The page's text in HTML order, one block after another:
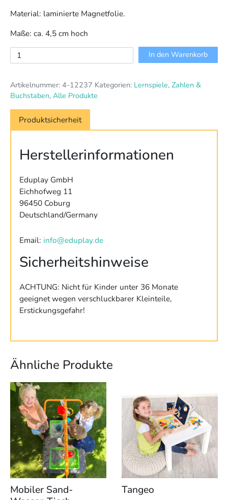
Material: laminierte Magnetfolie.
Maße: ca. 4,5 cm hoch
Magnet
Ziffern
In den Warenkorb
Artikelnummer: 4-12237 Kategorien: Lernspiele, Zahlen &
Buchstaben, Alle Produkte
Produktsicherheit
Herstellerinformationen
Eduplay GmbH
Eichhofweg 11
96450 Coburg
Deutschland/Germany
Email: info@eduplay.de
Sicherheitshinweise
ACHTUNG: Nicht für Kinder unter 36 Monate
geeignet wegen verschluckbarer Kleinteile,
Erstickungsgefahr!
Ähnliche Produkte
Mobiler Sand-
Tangeo